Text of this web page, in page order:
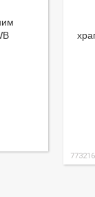
773216